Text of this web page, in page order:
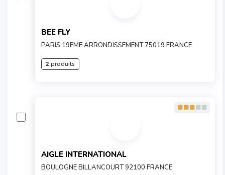
BEE FLY
PARIS 19EME ARRONDISSEMENT 75019 FRANCE
2produits
AIGLE INTERNATIONAL
BOULOGNE BILLANCOURT 92100 FRANCE